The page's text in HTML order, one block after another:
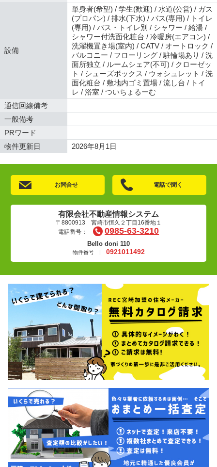
設備
単身者(希望) / 学生(歓迎) / 水道(公営) / ガス
(プロパン) / 排水(下水) / バス(専用) / トイレ
(専用) / バス・トイレ別 / シャワー / 給湯 /
シャワー付洗面化粧台 / 冷暖房(エアコン) /
洗濯機置き場(室内) / CATV / オートロック /
バルコニー / フローリング / 駐輪場あり / 洗
面所独立 / ルームシェア(不可) / クローゼッ
ト / シューズボックス / ウォシュレット / 洗
面化粧台 / 敷地内ゴミ置場 / 流し台 / トイ
レ / 浴室 / ついちょるーむ
通信回線備考
一般備考
PRワード
物件更新日
2026年8月1日
お問合せ 電話で聞く
有限会社不動産情報システム
〒8800913 宮崎市恒久２丁目16番地１
電話番号：
0985-63-3210
Bello doni 110
物件番号 | 0921011492